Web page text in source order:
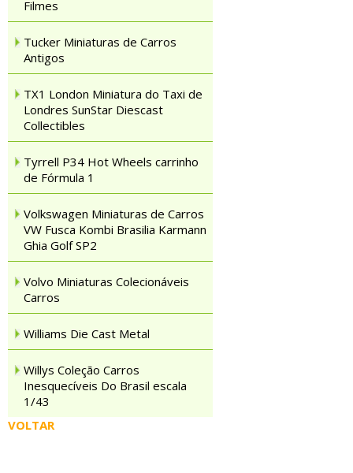
Filmes
Tucker Miniaturas de Carros
Antigos
TX1 London Miniatura do Taxi de
Londres SunStar Diescast
Collectibles
Tyrrell P34 Hot Wheels carrinho
de Fórmula 1
Volkswagen Miniaturas de Carros
VW Fusca Kombi Brasilia Karmann
Ghia Golf SP2
Volvo Miniaturas Colecionáveis
Carros
Williams Die Cast Metal
Willys Coleção Carros
Inesquecíveis Do Brasil escala
1/43
VOLTAR